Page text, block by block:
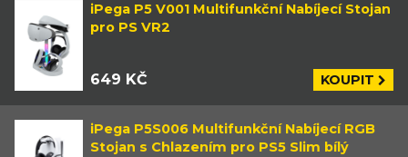
iPega P5 V001 Multifunkční Nabíjecí Stojan
pro PS VR2
649 KČ KOUPIT
iPega P5S006 Multifunkční Nabíjecí RGB
Stojan s Chlazením pro PS5 Slim bílý